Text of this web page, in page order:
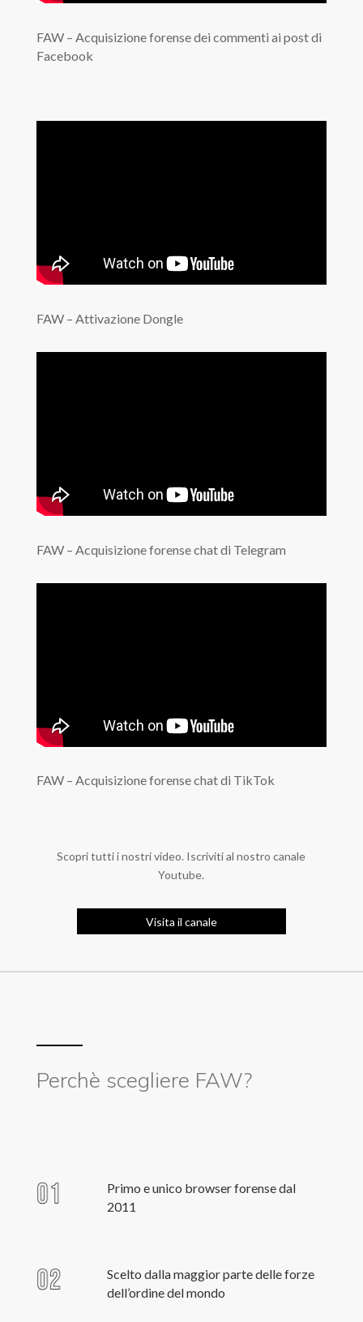
FAW – Acquisizione forense dei commenti ai post di
Facebook
FAW – Attivazione Dongle
FAW – Acquisizione forense chat di Telegram
FAW – Acquisizione forense chat di TikTok
Scopri tutti i nostri video. Iscriviti al nostro canale
Youtube.
Visita il canale
Perchè scegliere FAW?
Primo e unico browser forense dal
2011
Scelto dalla maggior parte delle forze
dell’ordine del mondo